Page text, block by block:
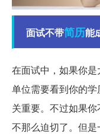
面试不带简历能
在面试中，如果你
单位需要看到你的
关重要。不过如果
不那么迫切了。但